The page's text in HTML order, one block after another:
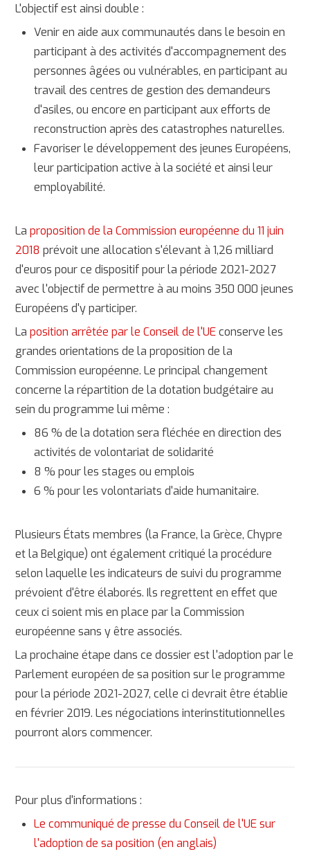
L'objectif est ainsi double :
Venir en aide aux communautés dans le besoin en
participant à des activités d'accompagnement des
personnes âgées ou vulnérables, en participant au
travail des centres de gestion des demandeurs
d'asiles, ou encore en participant aux efforts de
reconstruction après des catastrophes naturelles.
Favoriser le développement des jeunes Européens,
leur participation active à la société et ainsi leur
employabilité.
Laproposition de la Commission européenne du 11 juin
2018 prévoit une allocation s'élevant à 1,26 milliard
d'euros pour ce dispositif pour la période 2021-2027
avec l'objectif de permettre à au moins 350 000 jeunes
Européens d'y participer.
Laposition arrêtée par le Conseil de l'UEconserve les
grandes orientations de la proposition de la
Commission européenne. Le principal changement
concerne la répartition de la dotation budgétaire au
sein du programme lui même :
86 % de la dotation sera fléchée en direction des
activités de volontariat de solidarité
8 % pour les stages ou emplois
6 % pour les volontariats d'aide humanitaire.
Plusieurs États membres (la France, la Grèce, Chypre
et la Belgique) ont également critiqué la procédure
selon laquelle les indicateurs de suivi du programme
prévoient d'être élaborés. Ils regrettent en effet que
ceux ci soient mis en place par la Commission
européenne sans y être associés.
La prochaine étape dans ce dossier est l'adoption par le
Parlement européen de sa position sur le programme
pour la période 2021-2027, celle ci devrait être établie
en février 2019. Les négociations interinstitutionnelles
pourront alors commencer.
Pour plus d'informations :
Le communiqué de presse du Conseil de l'UE sur
l'adoption de sa position (en anglais)